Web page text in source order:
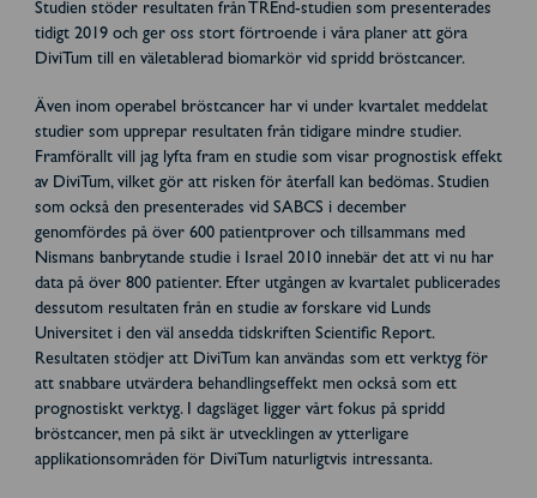
Studien stöder resultaten från TREnd-studien som presenterades
tidigt 2019 och ger oss stort förtroende i våra planer att göra
DiviTum till en väletablerad biomarkör vid spridd bröstcancer.
Även inom operabel bröstcancer har vi under kvartalet meddelat
studier som upprepar resultaten från tidigare mindre studier.
Framförallt vill jag lyfta fram en studie som visar prognostisk effekt
av DiviTum, vilket gör att risken för återfall kan bedömas. Studien
som också den presenterades vid SABCS i december
genomfördes på över 600 patientprover och tillsammans med
Nismans banbrytande studie i Israel 2010 innebär det att vi nu har
data på över 800 patienter. Efter utgången av kvartalet publicerades
dessutom resultaten från en studie av forskare vid Lunds
Universitet i den väl ansedda tidskriften Scientific Report.
Resultaten stödjer att DiviTum kan användas som ett verktyg för
att snabbare utvärdera behandlingseffekt men också som ett
prognostiskt verktyg. I dagsläget ligger vårt fokus på spridd
bröstcancer, men på sikt är utvecklingen av ytterligare
applikationsområden för DiviTum naturligtvis intressanta.